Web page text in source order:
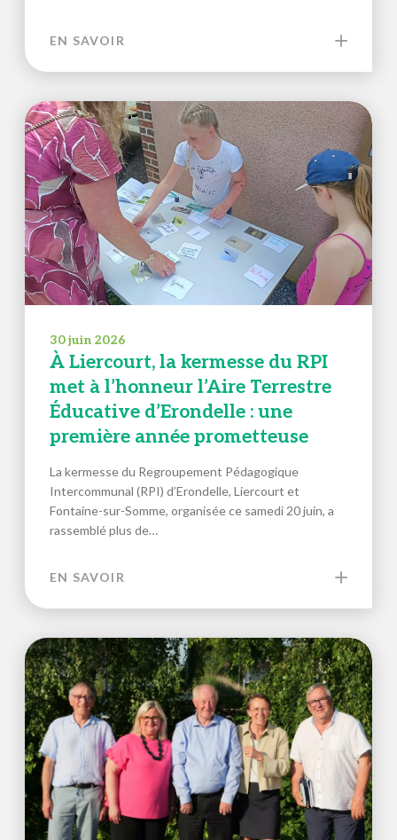
EN SAVOIR
30 juin 2026
À Liercourt, la kermesse du RPI
met à l’honneur l’Aire Terrestre
Éducative d’Erondelle : une
première année prometteuse
La kermesse du Regroupement Pédagogique
Intercommunal (RPI) d’Erondelle, Liercourt et
Fontaine-sur-Somme, organisée ce samedi 20 juin, a
rassemblé plus de…
EN SAVOIR